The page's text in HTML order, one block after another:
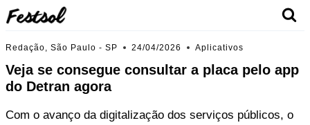
Skip
to
content
Redação, São Paulo - SP 24/04/2026 Aplicativos
Veja se consegue consultar a placa pelo app
do Detran agora
Com o avanço da digitalização dos serviços públicos, o